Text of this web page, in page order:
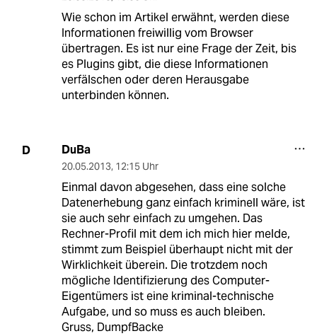
Wie schon im Artikel erwähnt, werden diese
Informationen freiwillig vom Browser
übertragen. Es ist nur eine Frage der Zeit, bis
es Plugins gibt, die diese Informationen
verfälschen oder deren Herausgabe
unterbinden können.
D DuBa
20.05.2013, 12:15 Uhr
Einmal davon abgesehen, dass eine solche
Datenerhebung ganz einfach kriminell wäre, ist
sie auch sehr einfach zu umgehen. Das
Rechner-Profil mit dem ich mich hier melde,
stimmt zum Beispiel überhaupt nicht mit der
Wirklichkeit überein. Die trotzdem noch
mögliche Identifizierung des Computer-
Eigentümers ist eine kriminal-technische
Aufgabe, und so muss es auch bleiben.
Gruss, DumpfBacke